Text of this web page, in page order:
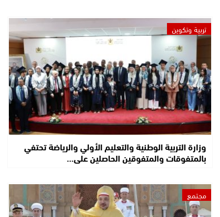
تربية وتكوين
وزارة التربية الوطنية والتعليم الأولي والرياضة تحتفي
بالمتفوقات والمتفوقين الحاصلين على…
مجتمع